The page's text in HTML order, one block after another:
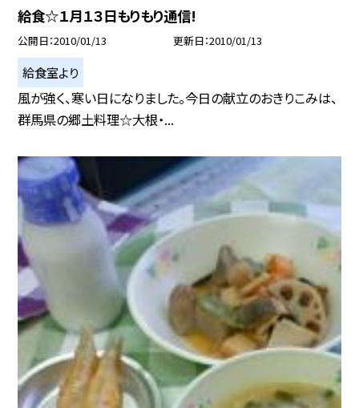
給食☆１月１３日もりもり通信!
公開日 2010/01/13 更新日 2010/01/13
給食室より
風が強く、寒い日になりました。今日の献立のおきりこみは、
群馬県の郷土料理☆大根・...